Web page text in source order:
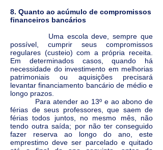
8. Quanto ao acúmulo de compromissos
financeiros bancários
Uma escola deve, sempre que
possível, cumprir seus compromissos
regulares (custeio) com a própria receita.
Em determinados casos, quando há
necessidade do investimento em melhorias
patrimoniais ou aquisições precisará
levantar financiamento bancário de médio e
longo prazos.
Para atender ao 13º e ao abono de
férias de seus professores, que saem de
férias todos juntos, no mesmo mês, não
tendo outra saída; por não ter conseguido
fazer reserva ao longo do ano, este
emprestimo deve ser parcelado e quitado